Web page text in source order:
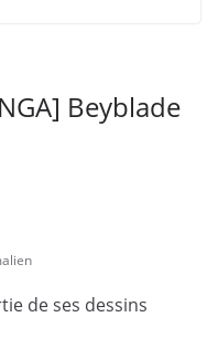
Beyblade
de ses dessins